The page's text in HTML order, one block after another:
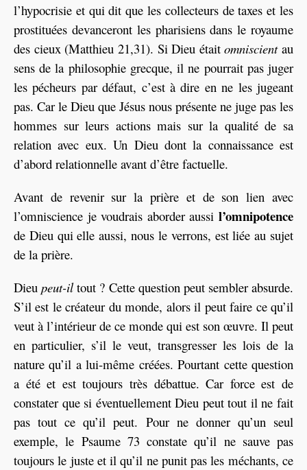
l’hypocrisie et qui dit que les collecteurs de taxes et les
prostituées devanceront les pharisiens dans le royaume
des cieux (Matthieu 21,31). Si Dieu étaitomniscientau
sens de la philosophie grecque, il ne pourrait pas juger
les pécheurs par défaut, c’est à dire en ne les jugeant
pas. Car le Dieu que Jésus nous présente ne juge pas les
hommes sur leurs actions mais sur la qualité de sa
relation avec eux. Un Dieu dont la connaissance est
d’abord relationnelle avant d’être factuelle.
Avant de revenir sur la prière et de son lien avec
l’omniscience je voudrais aborder aussi l’omnipotence
de Dieu qui elle aussi, nous le verrons, est liée au sujet
de la prière.
Dieupeut-iltout ? Cette question peut sembler absurde.
S’il est le créateur du monde, alors il peut faire ce qu’il
veut à l’intérieur de ce monde qui est son œuvre. Il peut
en particulier, s’il le veut, transgresser les lois de la
nature qu’il a lui-même créées. Pourtant cette question
a été et est toujours très débattue. Car force est de
constater que si éventuellement Dieu peut tout il ne fait
pas tout ce qu’il peut. Pour ne donner qu’un seul
exemple, le Psaume 73 constate qu’il ne sauve pas
toujours le juste et il qu’il ne punit pas les méchants, ce